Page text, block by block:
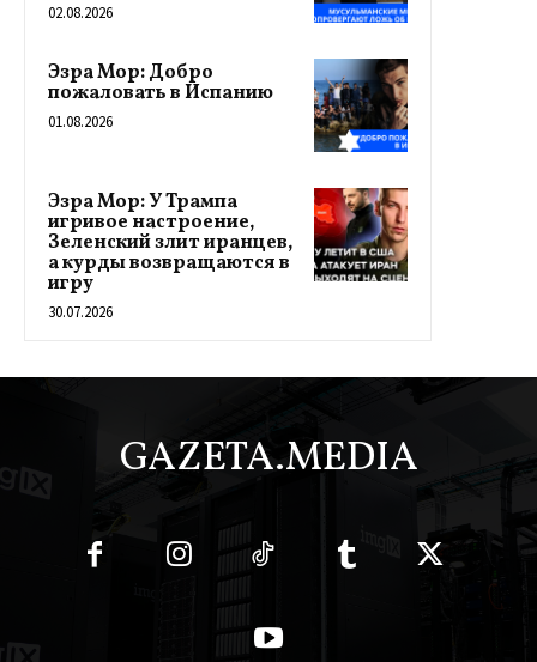
02.08.2026
Эзра Мор: Добро
пожаловать в Испанию
01.08.2026
Эзра Мор: У Трампа
игривое настроение,
Зеленский злит иранцев,
а курды возвращаются в
игру
30.07.2026
GAZETA.MEDIA